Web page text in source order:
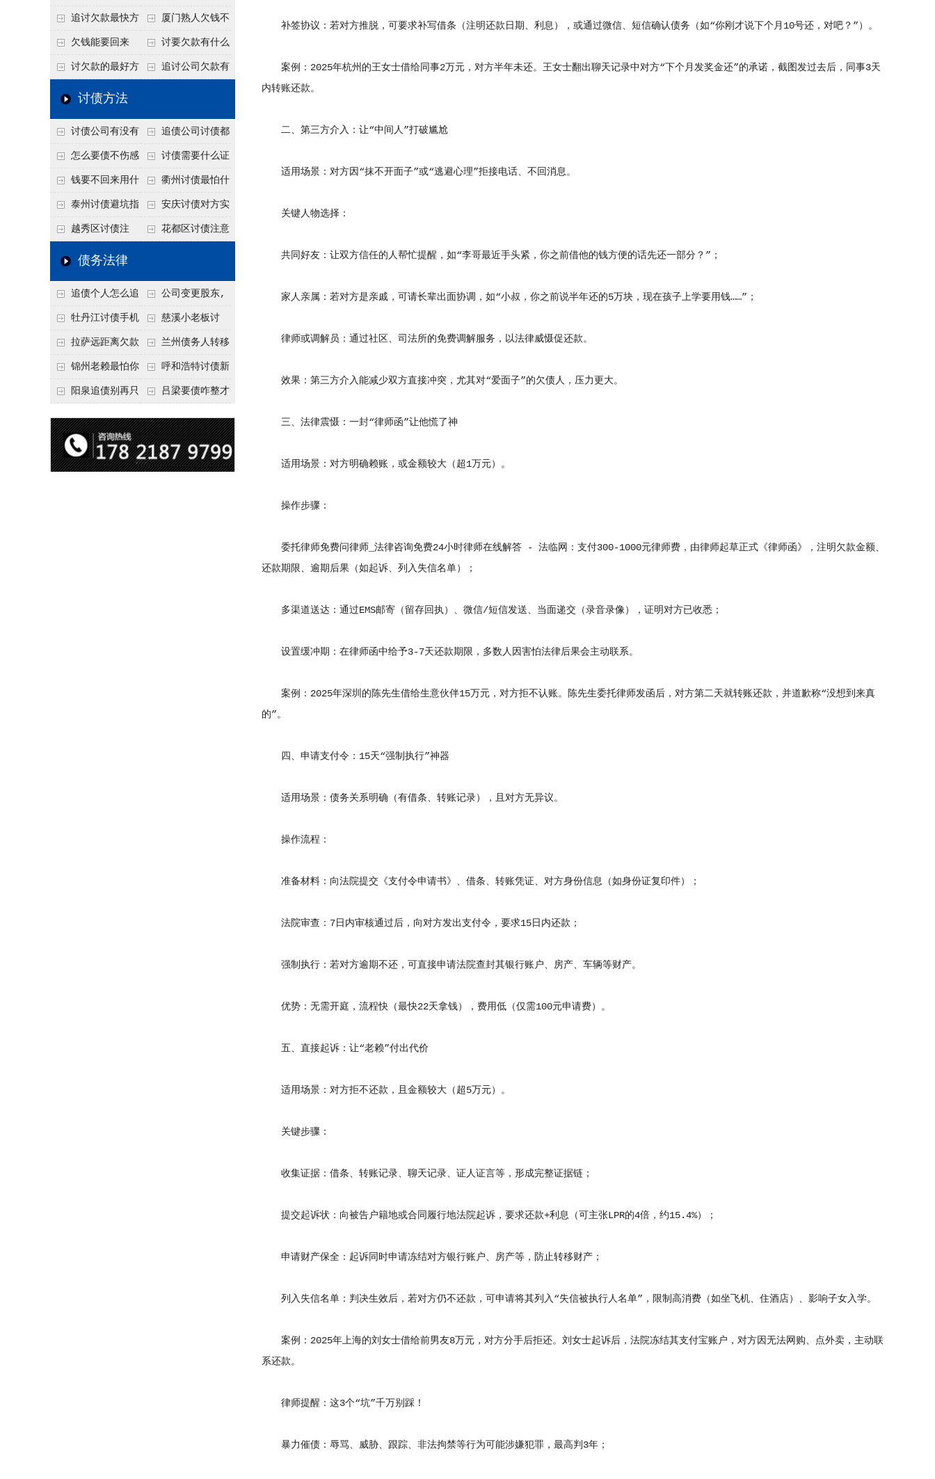
书面承诺的法律效力 的心态催收事半功倍
纷咋办？这一招好开
口
讨
追讨欠款最快方
法是什么？
厦门熟人欠钱不
还？2026年合法秘
籍！
欠钱能要回来
吗？
讨要欠款有什么
好办法
讨欠款的最好方 追讨公司欠款有
讨债方法
讨债公司有没有
行业协会？正规机构
的行业自律和认证
追债公司讨债都
有哪些手段
怎么要债不伤感
情？
讨债需要什么证
据
钱要不回来用什
么方法要回来
衢州讨债最怕什
么？2026年这两个关
键细节，做错就很难
泰州讨债避坑指
南：2026年这2个细
节不注意，钱很难要
安庆讨债对方实
在没钱咋办？
越秀区讨债注
意！没有借条只有微
把钱要回来
花都区讨债注意
节点”催收最有效
债务法律
追债个人怎么追
回呢？2026年最新绝
招选择！
公司变更股东,
变更前的债权债务谁
承担
牡丹江讨债手机
搞定：2026年线上立
案追债全流程，足不
出户
慈溪小老板讨
债，2026年这2个本
地行业协会出面，比
法院传票快
拉萨远距离欠款
对方在牧区联系不
上，2026年委托当地
兰州债务人转移
财产后申请破产，20
26年破产程序里还能
锦州老赖最怕你
懂这1条，2026
罪”详解，能判刑
呼和浩特讨债新
招：2026年用“律师
成本低见效快
阳泉追债别再只
类隐形财产（公积
金、保单）也能执行
吕梁要债咋整才
调解渠道，比找公司
强
补签协议：若对方推脱，可要求补写借条（注明还款日期、利息），或通过微信、短信确认债务（如“你刚才说下个月10号还，对吧？”）。
案例：2025年杭州的王女士借给同事2万元，对方半年未还。王女士翻出聊天记录中对方“下个月发奖金还”的承诺，截图发过去后，同事3天
内转账还款。
二、第三方介入：让“中间人”打破尴尬
适用场景：对方因“抹不开面子”或“逃避心理”拒接电话、不回消息。
关键人物选择：
共同好友：让双方信任的人帮忙提醒，如“李哥最近手头紧，你之前借他的钱方便的话先还一部分？”；
家人亲属：若对方是亲戚，可请长辈出面协调，如“小叔，你之前说半年还的5万块，现在孩子上学要用钱……”；
律师或调解员：通过社区、司法所的免费调解服务，以法律威慑促还款。
效果：第三方介入能减少双方直接冲突，尤其对“爱面子”的欠债人，压力更大。
三、法律震慑：一封“律师函”让他慌了神
适用场景：对方明确赖账，或金额较大（超1万元）。
操作步骤：
委托律师免费问律师_法律咨询免费24小时律师在线解答 - 法临网：支付300-1000元律师费，由律师起草正式《律师函》，注明欠款金额、
还款期限、逾期后果（如起诉、列入失信名单）；
多渠道送达：通过EMS邮寄（留存回执）、微信/短信发送、当面递交（录音录像），证明对方已收悉；
设置缓冲期：在律师函中给予3-7天还款期限，多数人因害怕法律后果会主动联系。
案例：2025年深圳的陈先生借给生意伙伴15万元，对方拒不认账。陈先生委托律师发函后，对方第二天就转账还款，并道歉称“没想到来真
的”。
四、申请支付令：15天“强制执行”神器
适用场景：债务关系明确（有借条、转账记录），且对方无异议。
操作流程：
准备材料：向法院提交《支付令申请书》、借条、转账凭证、对方身份信息（如身份证复印件）；
法院审查：7日内审核通过后，向对方发出支付令，要求15日内还款；
强制执行：若对方逾期不还，可直接申请法院查封其银行账户、房产、车辆等财产。
优势：无需开庭，流程快（最快22天拿钱），费用低（仅需100元申请费）。
五、直接起诉：让“老赖”付出代价
适用场景：对方拒不还款，且金额较大（超5万元）。
关键步骤：
收集证据：借条、转账记录、聊天记录、证人证言等，形成完整证据链；
提交起诉状：向被告户籍地或合同履行地法院起诉，要求还款+利息（可主张LPR的4倍，约15.4%）；
申请财产保全：起诉同时申请冻结对方银行账户、房产等，防止转移财产；
列入失信名单：判决生效后，若对方仍不还款，可申请将其列入“失信被执行人名单”，限制高消费（如坐飞机、住酒店）、影响子女入学。
案例：2025年上海的刘女士借给前男友8万元，对方分手后拒还。刘女士起诉后，法院冻结其支付宝账户，对方因无法网购、点外卖，主动联
系还款。
律师提醒：这3个“坑”千万别踩！
暴力催债：辱骂、威胁、跟踪、非法拘禁等行为可能涉嫌犯罪，最高判3年；